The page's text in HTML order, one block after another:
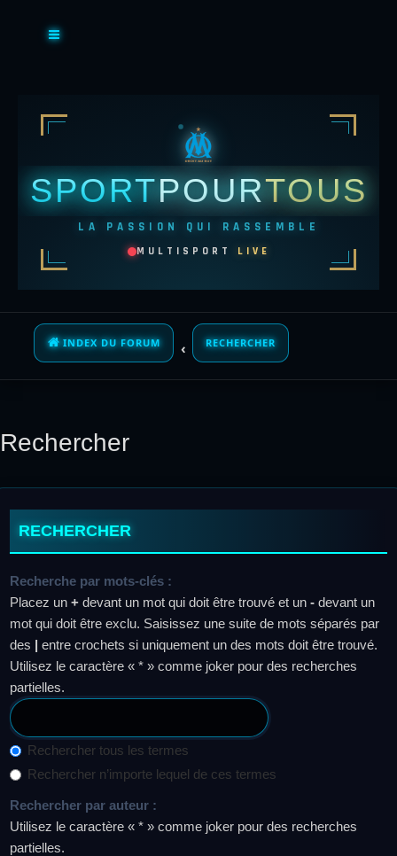
SPORTPOURTOUS
LA PASSION QUI RASSEMBLE
MULTISPORT LIVE
INDEX DU FORUM RECHERCHER
Rechercher
RECHERCHER
Recherche par mots-clés :
Placez un + devant un mot qui doit être trouvé et un - devant un
mot qui doit être exclu. Saisissez une suite de mots séparés par
des | entre crochets si uniquement un des mots doit être trouvé.
Utilisez le caractère « * » comme joker pour des recherches
partielles.
Rechercher tous les termes
Rechercher n’importe lequel de ces termes
Rechercher par auteur :
Utilisez le caractère « * » comme joker pour des recherches
partielles.